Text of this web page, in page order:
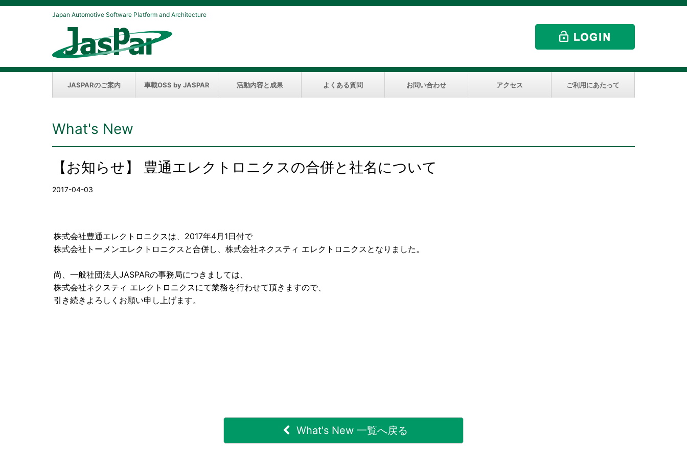
Japan Automotive Software Platform and Architecture
JASPARのご案内 車載OSS by JASPAR 活動内容と成果 よくある質問 お問い合わせ アクセス ご利用にあたって
What's New
【お知らせ】 豊通エレクトロニクスの合併と社名について
2017-04-03
株式会社豊通エレクトロニクスは、2017年4月1日付で
株式会社トーメンエレクトロニクスと合併し、株式会社ネクスティ エレクトロニクスとなりました。
尚、一般社団法人JASPARの事務局につきましては、
株式会社ネクスティ エレクトロニクスにて業務を行わせて頂きますので、
引き続きよろしくお願い申し上げます。
What's New 一覧へ戻る